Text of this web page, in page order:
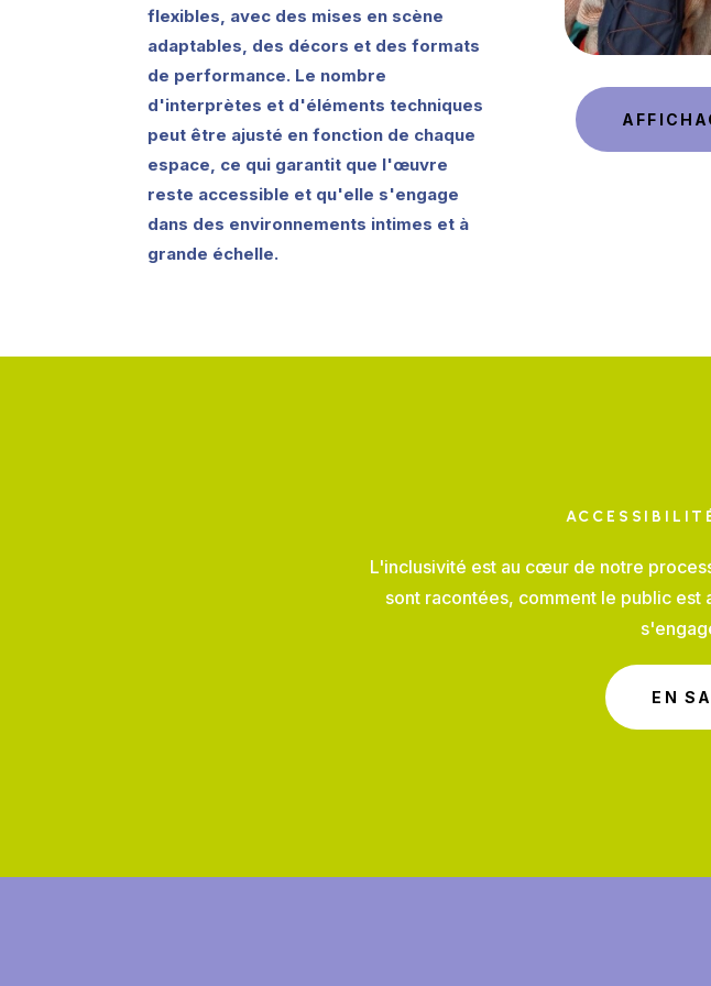
flexibles, avec des mises en scène
adaptables, des décors et des formats
de performance. Le nombre
d'interprètes et d'éléments techniques
peut être ajusté en fonction de chaque
espace, ce qui garantit que l'œuvre
reste accessible et qu'elle s'engage
dans des environnements intimes et à
grande échelle.
L'inclusivité est au cœur de notre
sont racontées, comment le public
EN